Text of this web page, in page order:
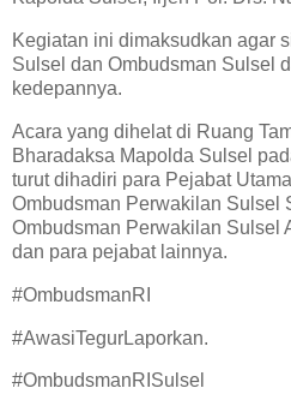
Kegiatan ini dimaksudkan agar
Sulsel dan Ombudsman Sulsel
kedepannya.
Acara yang dihelat di Ruang
Bharadaksa Mapolda Sulsel
turut dihadiri para Pejabat
Ombudsman Perwakilan Sulsel
Ombudsman Perwakilan Sulsel
dan para pejabat lainnya.
#OmbudsmanRI
#AwasiTegurLaporkan.
#OmbudsmanRISulsel